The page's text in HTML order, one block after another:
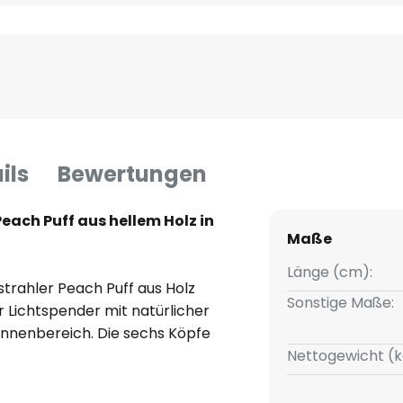
Bewertungen
Puff aus hellem Holz in
Peach Puff aus Holz
Lichtspender mit natürlicher
Die sechs Köpfe
Maße
Länge (cm):
Sonstige Maße:
Nettogewicht